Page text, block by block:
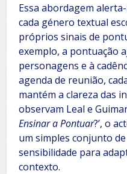
Essa abordagem
cada género textual
próprios sinais de
exemplo, a pontuação
personagens e à
agenda de reunião,
mantém a clareza das
observam Leal e
Ensinar a Pontuar?ʼ, o
um simples conjunto
sensibilidade para
contexto.